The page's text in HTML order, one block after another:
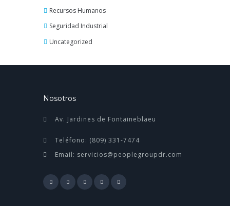
Recursos Humanos
Seguridad Industrial
Uncategorized
Nosotros
Av. Jardines de Fontaineblaeu
Teléfono: (809) 331-7474
Email: servicios@peoplegroupdr.com